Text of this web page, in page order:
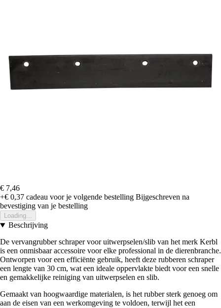
€ 7,46
+€ 0,37 cadeau voor je volgende bestelling Bijgeschreven na
bevestiging van je bestelling
Loading...
Beschrijving
De vervangrubber schraper voor uitwerpselen/slib van het merk Kerbl
is een onmisbaar accessoire voor elke professional in de dierenbranche.
Ontworpen voor een efficiënte gebruik, heeft deze rubberen schraper
een lengte van 30 cm, wat een ideale oppervlakte biedt voor een snelle
en gemakkelijke reiniging van uitwerpselen en slib.
Gemaakt van hoogwaardige materialen, is het rubber sterk genoeg om
aan de eisen van een werkomgeving te voldoen, terwijl het een